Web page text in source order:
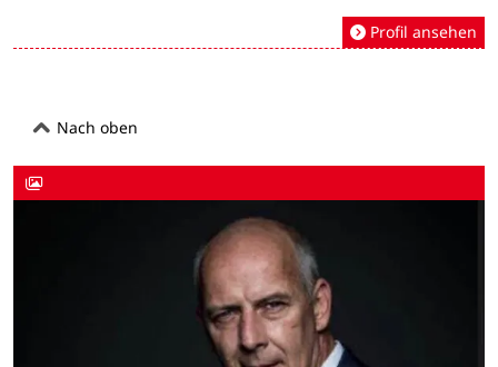
Profil ansehen
Nach oben